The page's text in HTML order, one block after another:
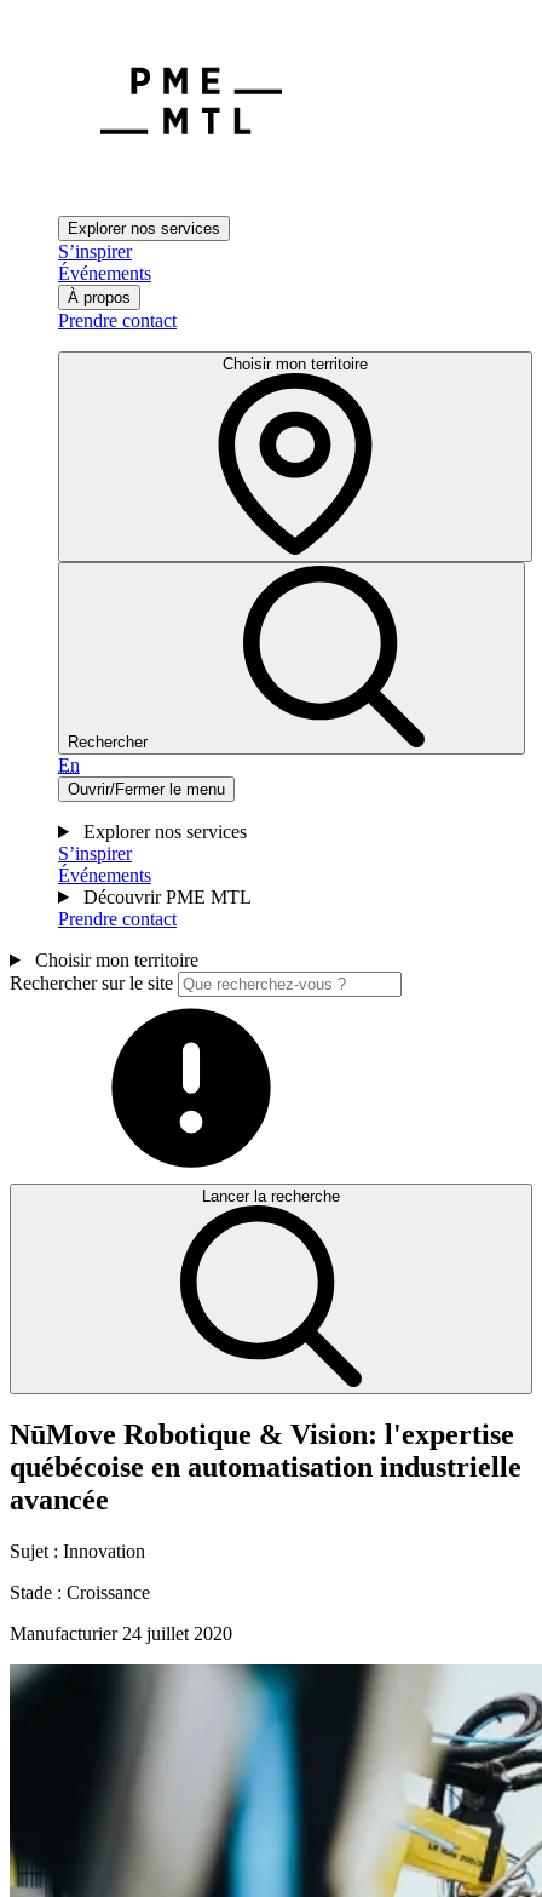
Explorer nos services
S’inspirer
Événements
À propos
Prendre contact
Choisir mon territoire
Rechercher
En
Ouvrir/Fermer le menu
Explorer nos services
S’inspirer
Événements
Découvrir PME MTL
Prendre contact
Choisir mon territoire
Rechercher sur le site
Lancer la recherche
NūMove Robotique & Vision: l'expertise
québécoise en automatisation industrielle
avancée
Sujet : Innovation
Stade : Croissance
Manufacturier 24 juillet 2020